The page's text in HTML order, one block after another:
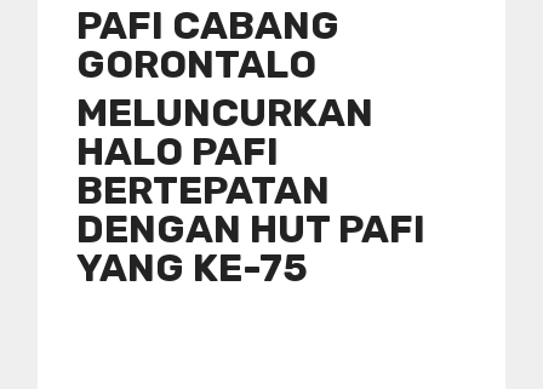
PAFI CABANG
GORONTALO
MELUNCURKAN
HALO PAFI
BERTEPATAN
DENGAN HUT PAFI
YANG KE-75